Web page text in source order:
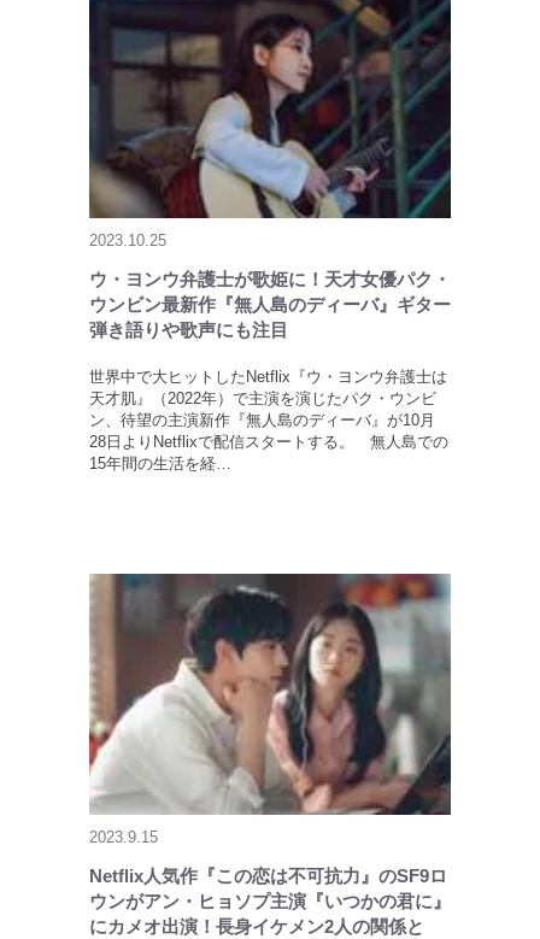
2023.10.25
ウ・ヨンウ弁護士が歌姫に！天才女優パク・
ウンビン最新作『無人島のディーバ』ギター
弾き語りや歌声にも注目
世界中で大ヒットしたNetflix『ウ・ヨンウ弁護士は
天才肌』（2022年）で主演を演じたパク・ウンビ
ン、待望の主演新作『無人島のディーバ』が10月
28日よりNetflixで配信スタートする。 無人島での
15年間の生活を経…
2023.9.15
Netflix人気作『この恋は不可抗力』のSF9ロ
ウンがアン・ヒョソプ主演『いつかの君に』
にカメオ出演！長身イケメン2人の関係と